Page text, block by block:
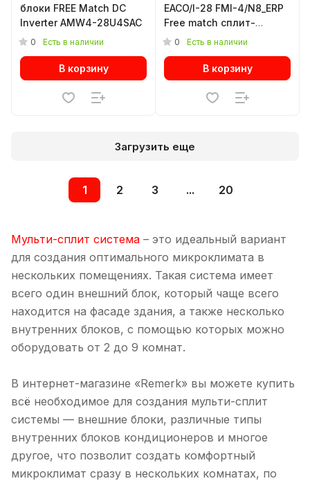
блоки FREE Match DC
Inverter AMW4-28U4SAC
0 Есть в наличии
В корзину
EACO/I-28 FMI-4/N8_ERP
Free match сплит-
системы
0 Есть в наличии
В корзину
Загрузить еще
1 2 3 ... 20
Мульти-сплит система – это идеальный вариант
для создания оптимального микроклимата в
нескольких помещениях. Такая система имеет
всего один внешний блок, который чаще всего
находится на фасаде здания, а также несколько
внутренних блоков, с помощью которых можно
оборудовать от 2 до 9 комнат.
В интернет-магазине «Remerk» вы можете купить
всё необходимое для создания мульти-сплит
системы — внешние блоки, различные типы
внутренних блоков кондиционеров и многое
другое, что позволит создать комфортный
микроклимат сразу в нескольких комнатах, по